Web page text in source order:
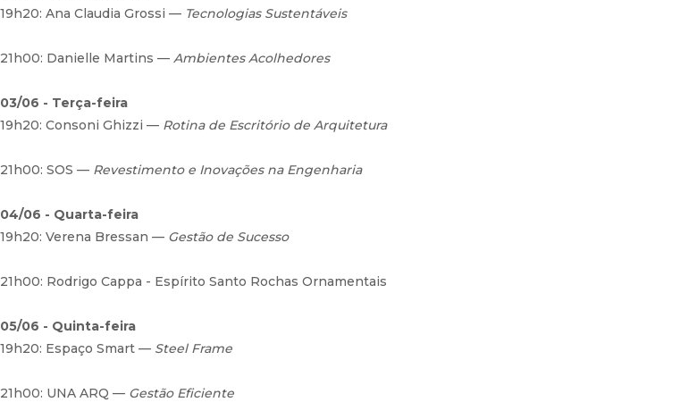
19h20: Ana Claudia Grossi — Tecnologias Sustentáveis
21h00: Danielle Martins — Ambientes Acolhedores
03/06 - Terça-feira
19h20: Consoni Ghizzi — Rotina de Escritório de Arquitetura
21h00: SOS — Revestimento e Inovações na Engenharia
04/06 - Quarta-feira
19h20: Verena Bressan — Gestão de Sucesso
21h00: Rodrigo Cappa - Espírito Santo Rochas Ornamentais
05/06 - Quinta-feira
19h20: Espaço Smart — Steel Frame
21h00: UNA ARQ — Gestão Eficiente